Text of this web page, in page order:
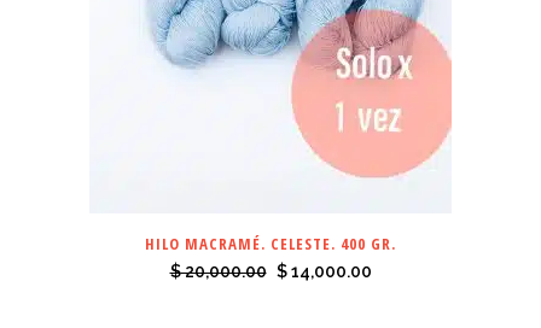
HILO MACRAMÉ. CELESTE. 400 GR.
$20,000.00 El
$14,000.00El